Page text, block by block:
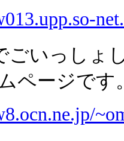
いっしょ
ページです